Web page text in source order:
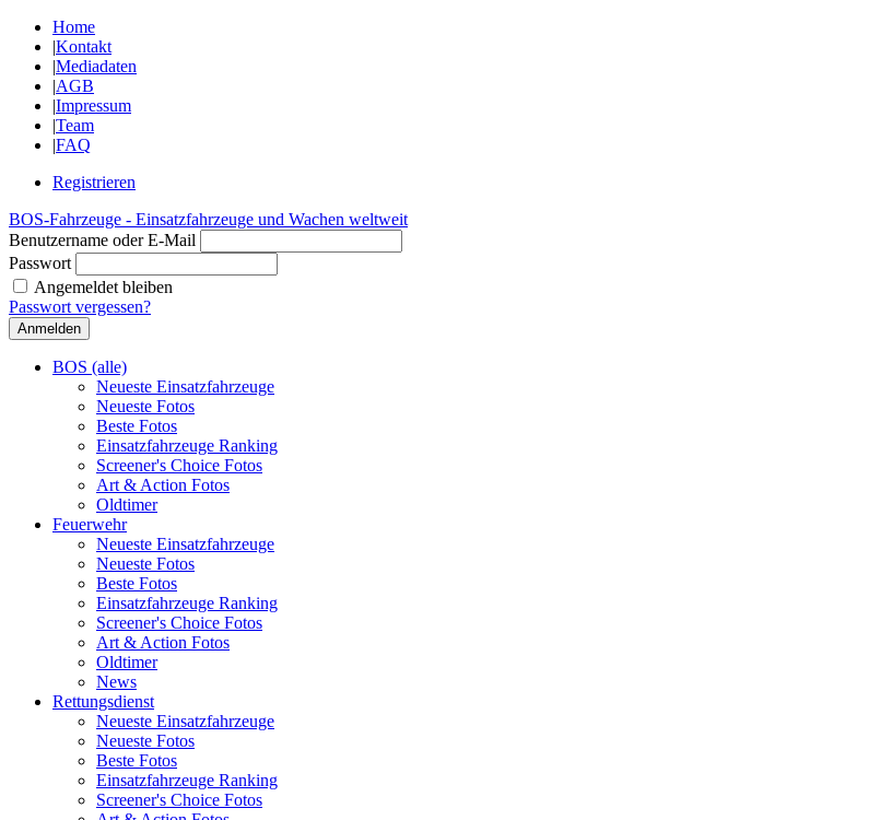
Home
|Kontakt
|Mediadaten
|AGB
|Impressum
|Team
|FAQ
Registrieren
BOS-Fahrzeuge - Einsatzfahrzeuge und Wachen weltweit
Benutzername oder E-Mail
Passwort
Angemeldet bleiben
Passwort vergessen?
BOS (alle)
Neueste Einsatzfahrzeuge
Neueste Fotos
Beste Fotos
Einsatzfahrzeuge Ranking
Screener's Choice Fotos
Art & Action Fotos
Oldtimer
Feuerwehr
Neueste Einsatzfahrzeuge
Neueste Fotos
Beste Fotos
Einsatzfahrzeuge Ranking
Screener's Choice Fotos
Art & Action Fotos
Oldtimer
News
Rettungsdienst
Neueste Einsatzfahrzeuge
Neueste Fotos
Beste Fotos
Einsatzfahrzeuge Ranking
Screener's Choice Fotos